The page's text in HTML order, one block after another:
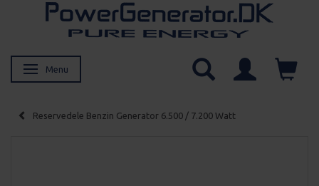
Skifte navigation
Menu
Reservedele Benzin Generator 6.500 / 7.200 Watt